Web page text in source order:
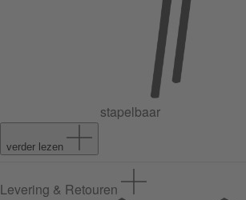
stapelbaar
verder lezen
Levering & Retouren